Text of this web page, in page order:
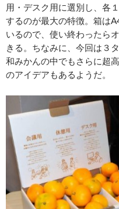
用・デスク用に選別し、各
するのが最大の特徴。 箱は
いるので、使い終わったら
きる。ちなみに、今回は３
和みかんの中でもさらに超
のアイデアもあるようだ。